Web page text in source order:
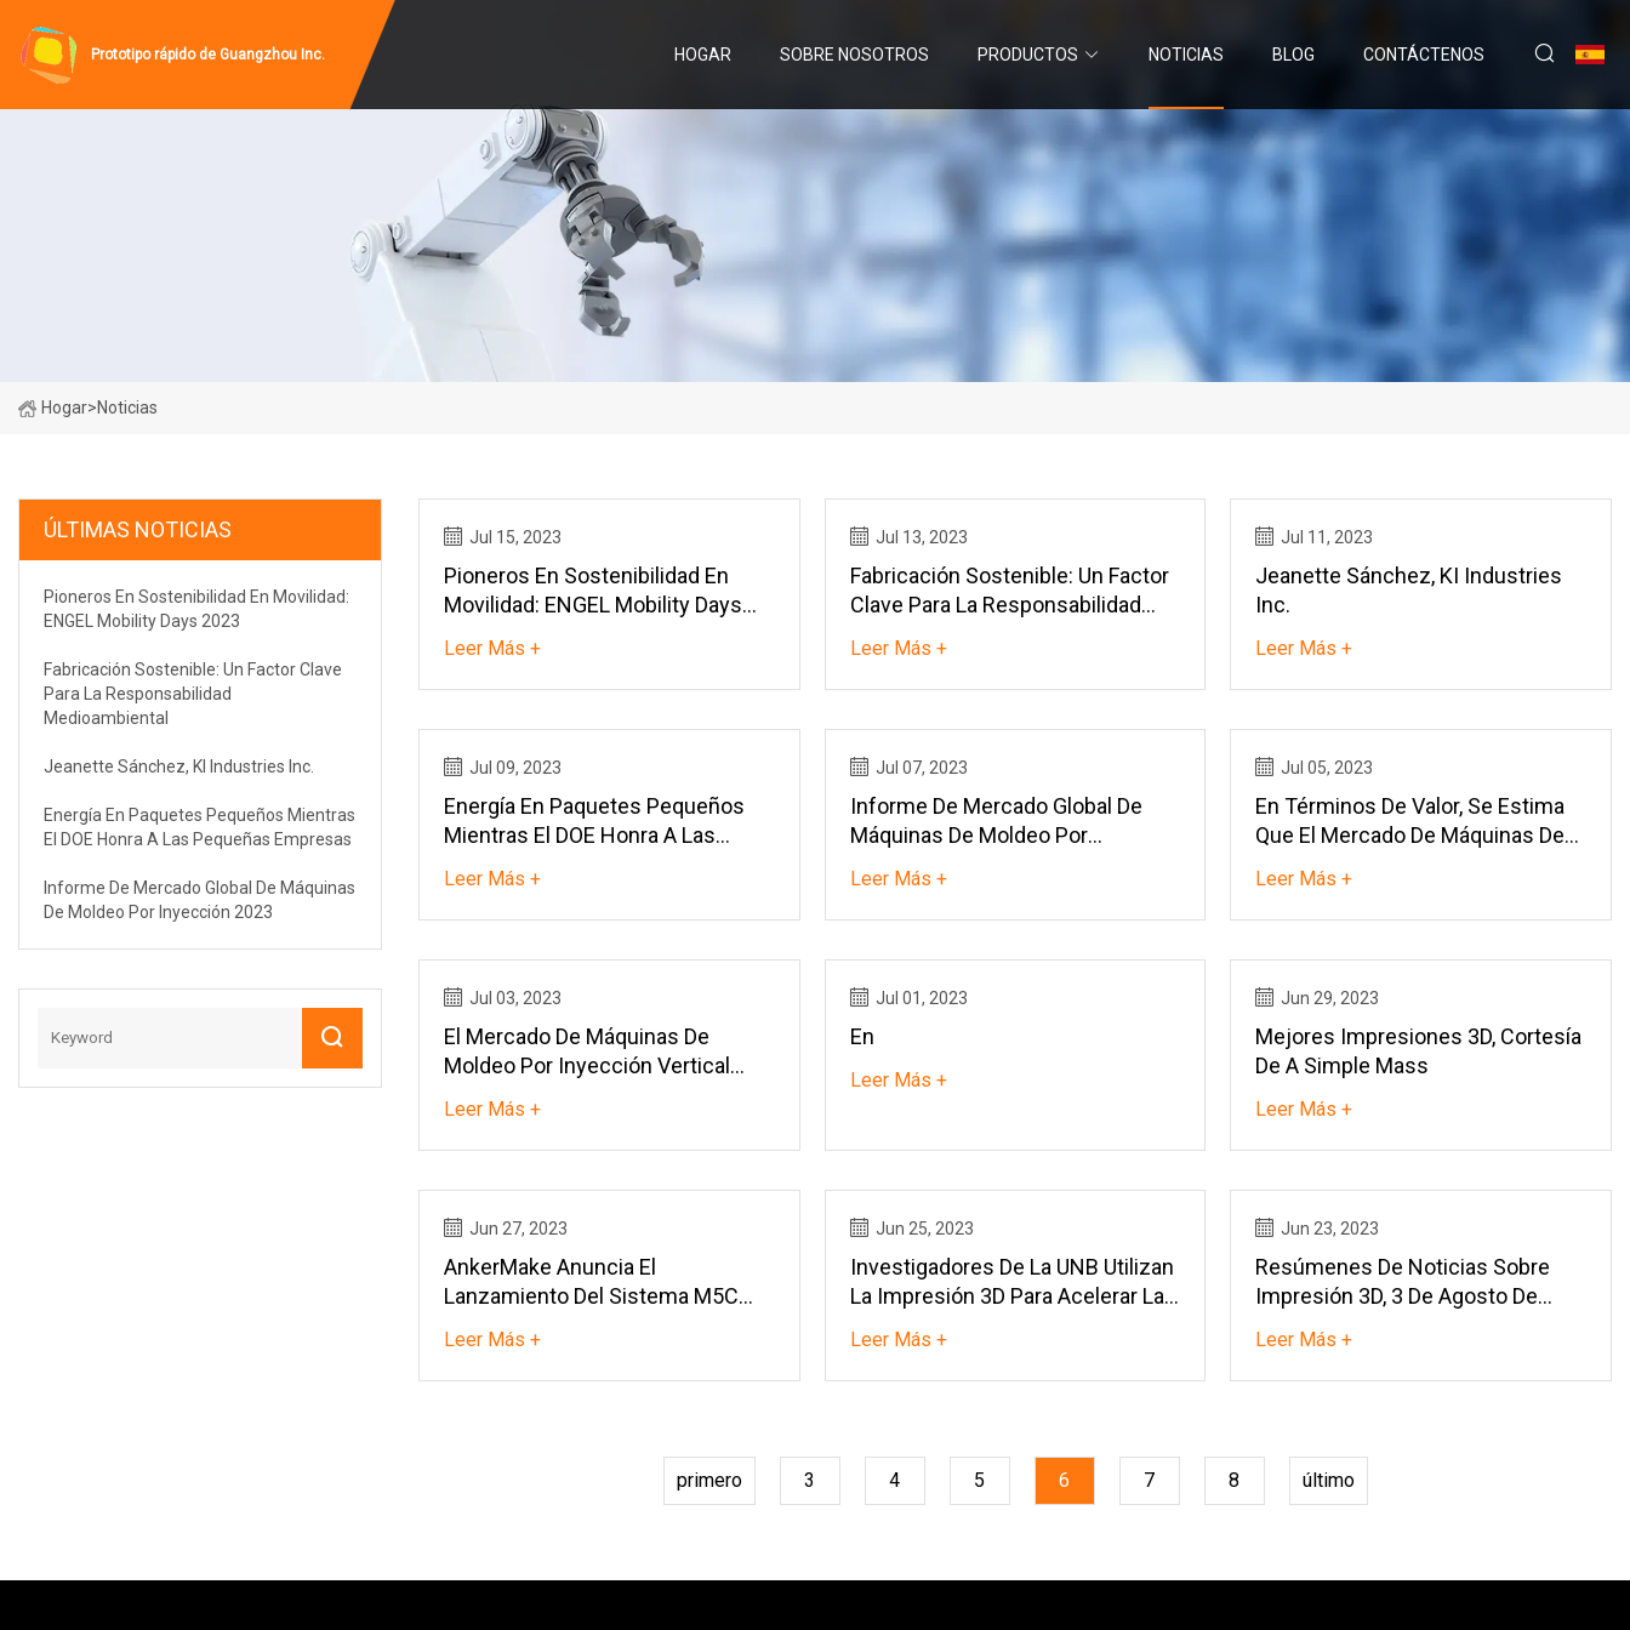
Prototipo rápido de Guangzhou Inc. HOGAR SOBRE NOSOTROS PRODUCTOS NOTICIAS BLOG CONTÁCTENOS
Hogar>Noticias
ÚLTIMAS NOTICIAS
Pioneros En Sostenibilidad En Movilidad:
ENGEL Mobility Days 2023
Fabricación Sostenible: Un Factor Clave
Para La Responsabilidad
Medioambiental
Jeanette Sánchez, KI Industries Inc.
Energía En Paquetes Pequeños Mientras
El DOE Honra A Las Pequeñas Empresas
Informe De Mercado Global De Máquinas
De Moldeo Por Inyección 2023
Jul 15, 2023
Pioneros En Sostenibilidad En
Movilidad: ENGEL Mobility Days
Leer Más +
Jul 13, 2023
Fabricación Sostenible: Un Factor
Clave Para La Responsabilidad
Leer Más +
Jul 11, 2023
Jeanette Sánchez, KI Industries
Inc.
Leer Más +
Jul 09, 2023
Energía En Paquetes Pequeños
Mientras El DOE Honra A Las
Leer Más +
Jul 07, 2023
Informe De Mercado Global De
Máquinas De Moldeo Por
Leer Más +
Jul 05, 2023
En Términos De Valor, Se Estima
Que El Mercado De Máquinas De
Crecerá De 9.500 Millones De
Dólares En 2022 A 11.600 Millones
Leer Más +
Jul 03, 2023
El Mercado De Máquinas De
Moldeo Por Inyección Vertical
Anual Del 4,3% Durante El Período
De Pronóstico De 2023 A 2031:
Leer Más +
Jul 01, 2023
En
Leer Más +
Jun 29, 2023
Mejores Impresiones 3D, Cortesía
De A Simple Mass
Leer Más +
Jun 27, 2023
AnkerMake Anuncia El
Lanzamiento Del Sistema M5C
Leer Más +
Jun 25, 2023
Investigadores De La UNB Utilizan
La Impresión 3D Para Acelerar La
Leer Más +
Jun 23, 2023
Resúmenes De Noticias Sobre
Impresión 3D, 3 De Agosto De
Cuadro De Bicicleta Y Más
Leer Más +
primero 3 4 5 6 7 8 último